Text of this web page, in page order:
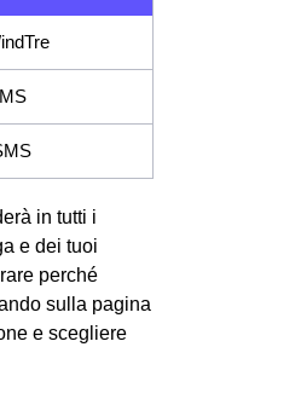
in tutti i
e dei tuoi
perché
sulla pagina
e scegliere